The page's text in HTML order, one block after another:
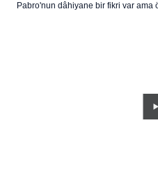
Pabro'nun dâhiyane bir fikri var ama